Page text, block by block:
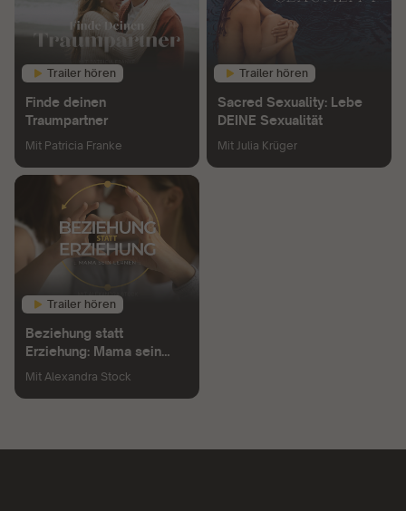
Trailer hören
Finde deinen
Traumpartner
Mit Patricia Franke
Trailer hören
Sacred Sexuality: Lebe
DEINE Sexualität
Mit Julia Krüger
Trailer hören
Beziehung statt
Erziehung: Mama sein
lernen
Mit Alexandra Stock